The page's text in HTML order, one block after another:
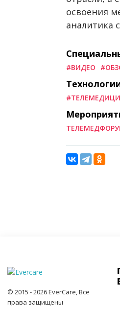
освоения
аналитика
#ВИДЕО
© 2015 - 2026 EverCare, Все
права защищены